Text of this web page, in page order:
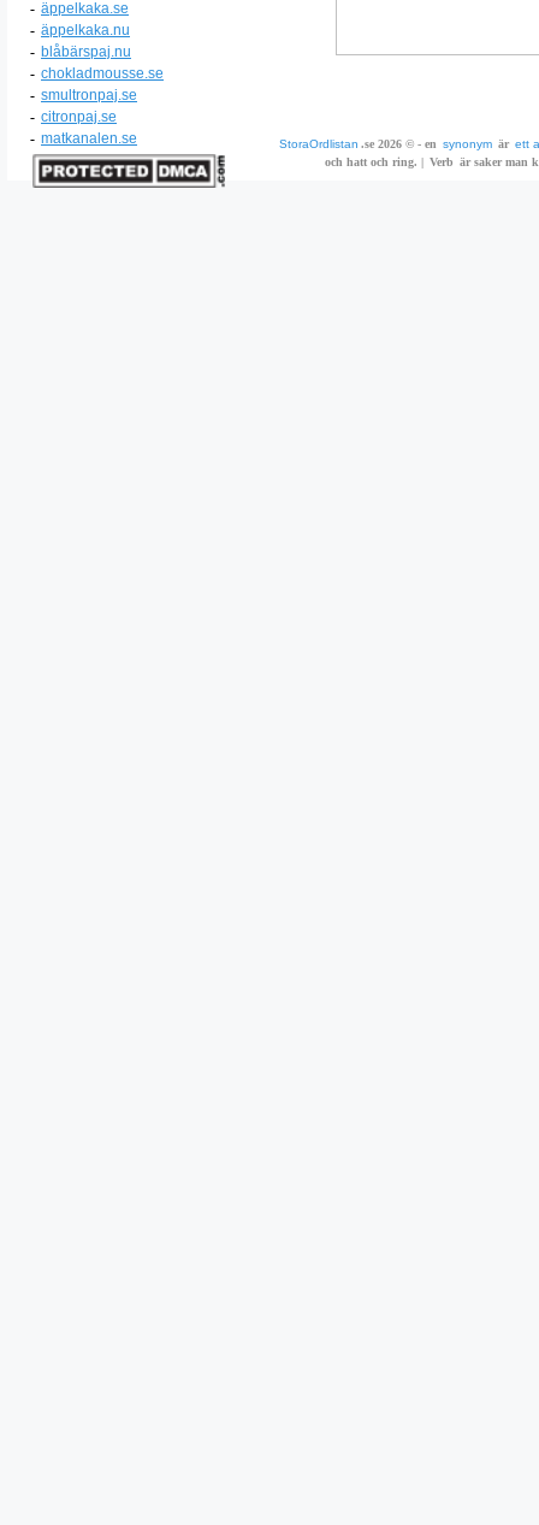
- äppelkaka.se
- äppelkaka.nu
- blåbärspaj.nu
- chokladmousse.se
- smultronpaj.se
- citronpaj.se
- matkanalen.se StoraOrdlistan .se 2026 © - en synonym är ett
och hatt och ring. | Verb är saker man